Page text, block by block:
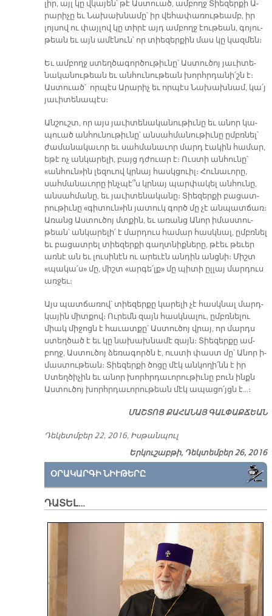
լիր, այլ կը վկա­յեն՝ թէ Աս­տուած, ամ­բողջ Տիե­զեր­քի Ա­
րա­րի­չը եւ Նա­խախ­նա­մը՝ իր վե­հա­փա­ռու­թեամբ, իր
լոյ­սով ու փայ­լով կը տի­րէ այդ ամ­բողջ էու­թեան, գո­յու­
թեան եւ այն ա­մէ­նուն՝ որ տիե­զեր­քին մաս կը կազ­մեն։
Եւ ամ­բողջ ստեղ­ծա­գոր­ծու­թիւ­նը՝ Աս­տու­ծոյ յա­ւի­տե­
նա­կա­նու­թեան եւ ան­հու­նու­թեան խորհր­դա­նի՛շն է։
Աս­տուած՝ որ­պէս Ա­րա­րիչ եւ որ­պէս Նա­խախ­նամ, կա՛յ
յա­ւի­տե­նա­պէս։
Ան­շուշտ, որ այս յա­ւի­տե­նա­կա­նու­թիւ­նը եւ ա­նոր կա­
պուած ան­հու­նու­թիւ­նը՝ ան­սահ­մա­նու­թիւ­նը ըմբռ­նել՝
ժա­մա­նա­կա­ւոր եւ սահ­մա­նա­ւոր մարդ էա­կին հա­մար,
ե­թէ ոչ ան­կա­րե­լի, բայց դժուար է։ Ուս­տի ան­հու­նը՝
«ան­հուն»ին լե­զուով կրնայ հասկ­ցուիլ։ Հու­նա­ւո­րը,
սահ­մա­նա­ւո­րը ինչ­պէ՞ս կրնայ պար­փա­կել ան­հու­նը,
ան­սահ­մա­նը, եւ յա­ւի­տե­նա­կա­նը։ Տիե­զեր­քի բա­ցատ­
րու­թիւ­նը «գի­տուն»ին յա­տուկ գործ մը չէ ան­պատ­ճառ։
Ա­ռանց Աս­տու­ծոյ մտքին, եւ ա­ռանց Ա­նոր ի­մաս­տու­
թեան՝ ան­կա­րե­լի՛ է մար­դուս հա­մար հասկ­նալ, ըմբռ­նել
եւ բա­ցատ­րել տիե­զեր­քի գաղտ­նիք­նե­րը, թէեւ թե­ւեր
առ­նէ ան եւ լու­սի­նէն ու ա­րե­ւէն ան­դին անց­նի։ Միշտ
«պա­կա՛ս» մը, միշտ «ար­գե՛լք» մը պի­տի ըլ­լայ մար­դուս
առ­ջեւ։
Այս պատ­ճա­ռով՝ տիե­զեր­քը կա­րե­լի չէ հասկ­նալ մարդ­
կա­յին միտ­քով։ Ու­րեմն զայն հասկ­նա­լու, ըմբռ­նե­լու
միակ մի­ջոցն է հա­ւատ­քը՝ Աս­տու­ծոյ վրայ, որ մարդս
ստեղ­ծած է եւ կը նա­խախ­նա­մէ զայն։ Տիե­զեր­քը ամ­
բողջ, Աս­տու­ծոյ ձե­ռա­գործն է, ուս­տի փաստ մը՝ Ա­նոր ի­
մաս­տու­թեան։ Տիե­զեր­քի ծո­ցը մէկ ան­կո­ղի՛նն է իր
Ստեղ­ծի­չին եւ ա­նոր խորհր­դա­ւո­րու­թիւ­նը բուն ինքն
Աս­տու­ծոյ խորհր­դա­ւո­րու­թեան մէկ ա­պա­ցո՛յցն է…։
ՄԱՇ­ՏՈՑ ՔԱ­ՀԱ­ՆԱՅ ԳԱԼ­ՓԱՔ­ՃԵԱՆ
Դե­կետմ­բեր 22, 2016, Իս­թան­պուլ
Երկուշաբթի, Դեկտեմբեր 26, 2016
ՕՐԱԿԱՐԳԻ ՆԻՒԹԵՐԸ
ԴԱՏԵԼ…